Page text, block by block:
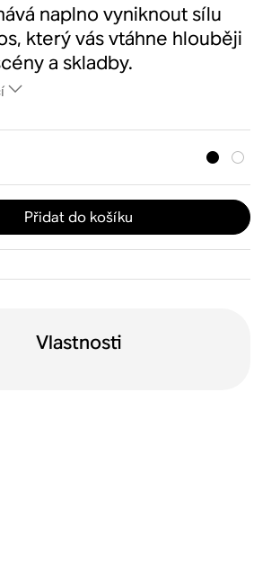
naplno vyniknout sílu
který vás vtáhne hlouběji
a skladby.
Přidat do košíku
Vlastnosti